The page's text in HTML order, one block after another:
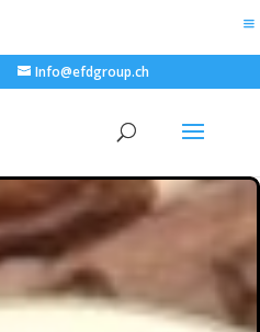
Info@efdgroup.ch